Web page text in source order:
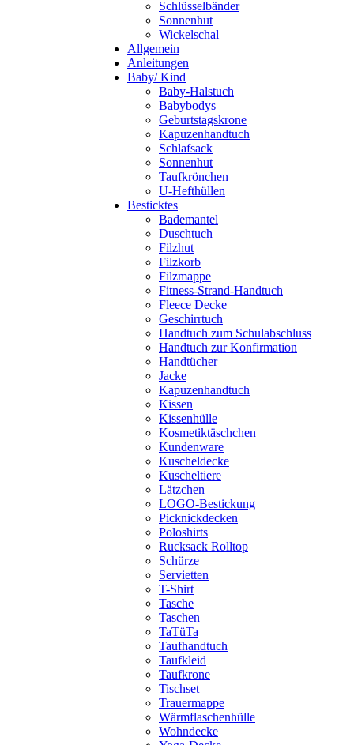
Schlüsselbänder
Sonnenhut
Wickelschal
Allgemein
Anleitungen
Baby/ Kind
Baby-Halstuch
Babybodys
Geburtstagskrone
Kapuzenhandtuch
Schlafsack
Sonnenhut
Taufkrönchen
U-Hefthüllen
Besticktes
Bademantel
Duschtuch
Filzhut
Filzkorb
Filzmappe
Fitness-Strand-Handtuch
Fleece Decke
Geschirrtuch
Handtuch zum Schulabschluss
Handtuch zur Konfirmation
Handtücher
Jacke
Kapuzenhandtuch
Kissen
Kissenhülle
Kosmetiktäschchen
Kundenware
Kuscheldecke
Kuscheltiere
Lätzchen
LOGO-Bestickung
Picknickdecken
Poloshirts
Rucksack Rolltop
Schürze
Servietten
T-Shirt
Tasche
Taschen
TaTüTa
Taufhandtuch
Taufkleid
Taufkrone
Tischset
Trauermappe
Wärmflaschenhülle
Wohndecke